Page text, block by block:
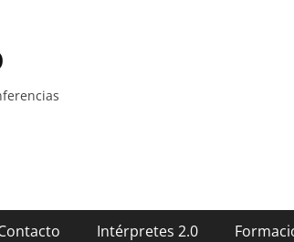
Intérpretes 2.0